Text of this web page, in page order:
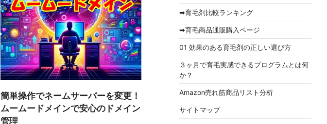
簡単操作でネームサーバーを変更！
ムームードメインで安心のドメイン
管理
➡育毛剤比較ランキング
➡育毛商品通販購入ページ
01 効果のある育毛剤の正しい選び方
３ヶ月で育毛実感できるプログラムとは何
か？
Amazon売れ筋商品リスト分析
サイトマップ